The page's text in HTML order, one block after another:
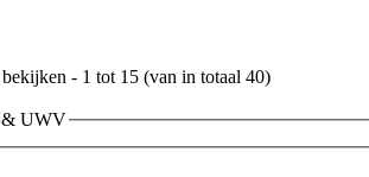
- 1 tot 15 (van in totaal 40)
& UWV